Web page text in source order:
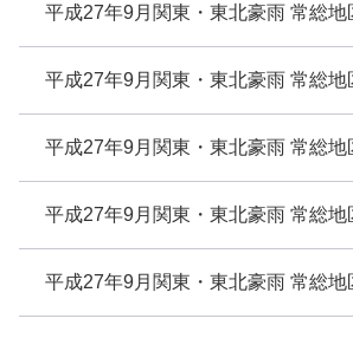
平成27年9月関東・東北豪雨 常総地
平成27年9月関東・東北豪雨 常総地
平成27年9月関東・東北豪雨 常総地
平成27年9月関東・東北豪雨 常総地
平成27年9月関東・東北豪雨 常総地